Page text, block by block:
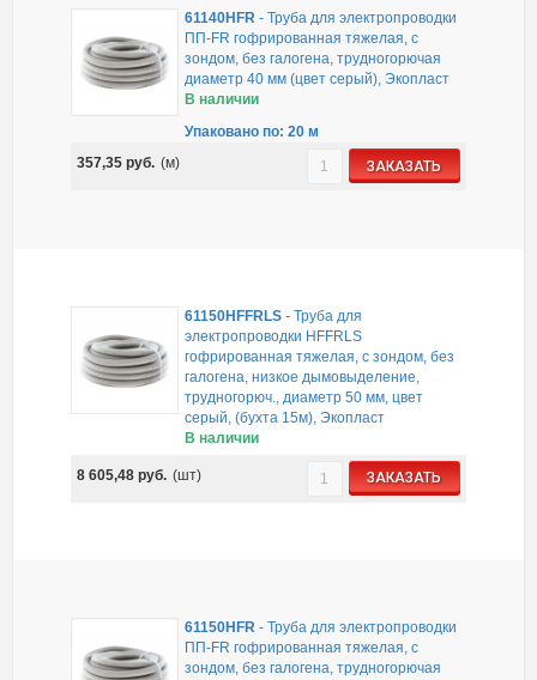
61140HFR -Труба для электропроводки
ПП-FR гофрированная тяжелая, с
зондом, без галогена, трудногорючая
диаметр 40 мм (цвет серый), Экопласт
В наличии
Упаковано по: 20 м
357,35руб. (м) ЗАКАЗАТЬ
61150HFFRLS -Труба для
электропроводки HFFRLS
гофрированная тяжелая, с зондом, без
галогена, низкое дымовыделение,
трудногорюч., диаметр 50 мм, цвет
серый, (бухта 15м), Экопласт
В наличии
8 605,48руб. (шт) ЗАКАЗАТЬ
61150HFR -Труба для электропроводки
ПП-FR гофрированная тяжелая, с
зондом, без галогена, трудногорючая